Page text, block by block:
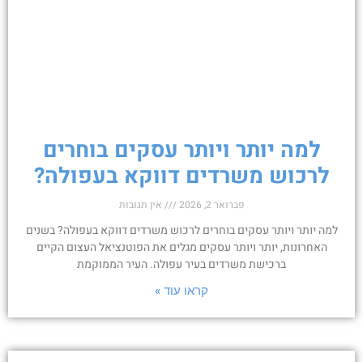
למה יותר ויותר עסקים בוחרים
לרכוש משרדים דווקא בעפולה?
פברואר 2, 2026 אין תגובות
למה יותר ויותר עסקים בוחרים לרכוש משרדים דווקא בעפולה? בשנים
האחרונות, יותר ויותר עסקים מגלים את הפוטנציאל העצום הקיים
ברכישת משרדים בעיר עפולה. העיר הממוקמת
קראו עוד »